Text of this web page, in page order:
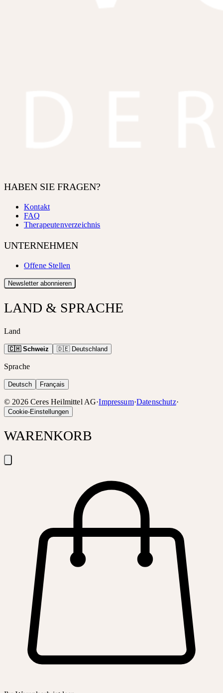
HABEN SIE FRAGEN?
Kontakt
FAQ
Therapeutenverzeichnis
UNTERNEHMEN
Offene Stellen
Newsletter abonnieren
LAND & SPRACHE
Land
🇨🇭 Schweiz 🇩🇪 Deutschland
Sprache
Deutsch Français
© 2026 Ceres Heilmittel AG·Impressum·Datenschutz·
Cookie-Einstellungen
WARENKORB